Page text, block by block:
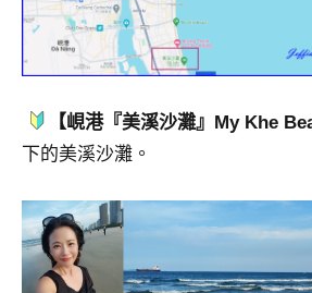
【峴港『美溪沙灘』My Khe
下的美溪沙灘。